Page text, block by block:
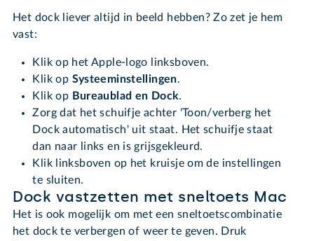
Het dock liever altijd in beeld hebben? Zo zet je hem
vast:
Klik op het Apple-logo linksboven.
Klik op Systeeminstellingen.
Klik op Bureaublad en Dock.
Zorg dat het schuifje achter 'Toon/verberg het
Dock automatisch' uit staat. Het schuifje staat
dan naar links en is grijsgekleurd.
Klik linksboven op het kruisje om de instellingen
te sluiten.
Dock vastzetten met sneltoets Mac
Het is ook mogelijk om met een sneltoetscombinatie
het dock te verbergen of weer te geven. Druk